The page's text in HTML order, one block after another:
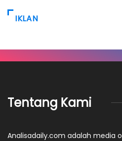
IKLAN
Tentang Kami
Analisadaily.com adalah media